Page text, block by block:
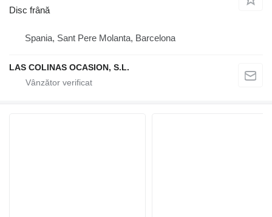
Disc frână
Spania, Sant Pere Molanta, Barcelona
LAS COLINAS OCASION, S.L.